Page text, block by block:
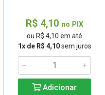
R$ 4,10 no PIX
ou R$ 4,10 em até
1x de R$ 4,10sem juros
Adicionar